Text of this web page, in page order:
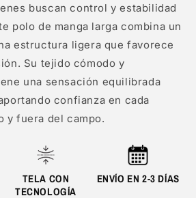
buscan control y estabilidad
polo de manga larga combina un
estructura ligera que favorece
Su tejido cómodo y
una sensación equilibrada
confianza en cada
y fuera del campo.
TELA CON
TECNOLOGÍA
ENVÍO EN 2-3 DÍAS